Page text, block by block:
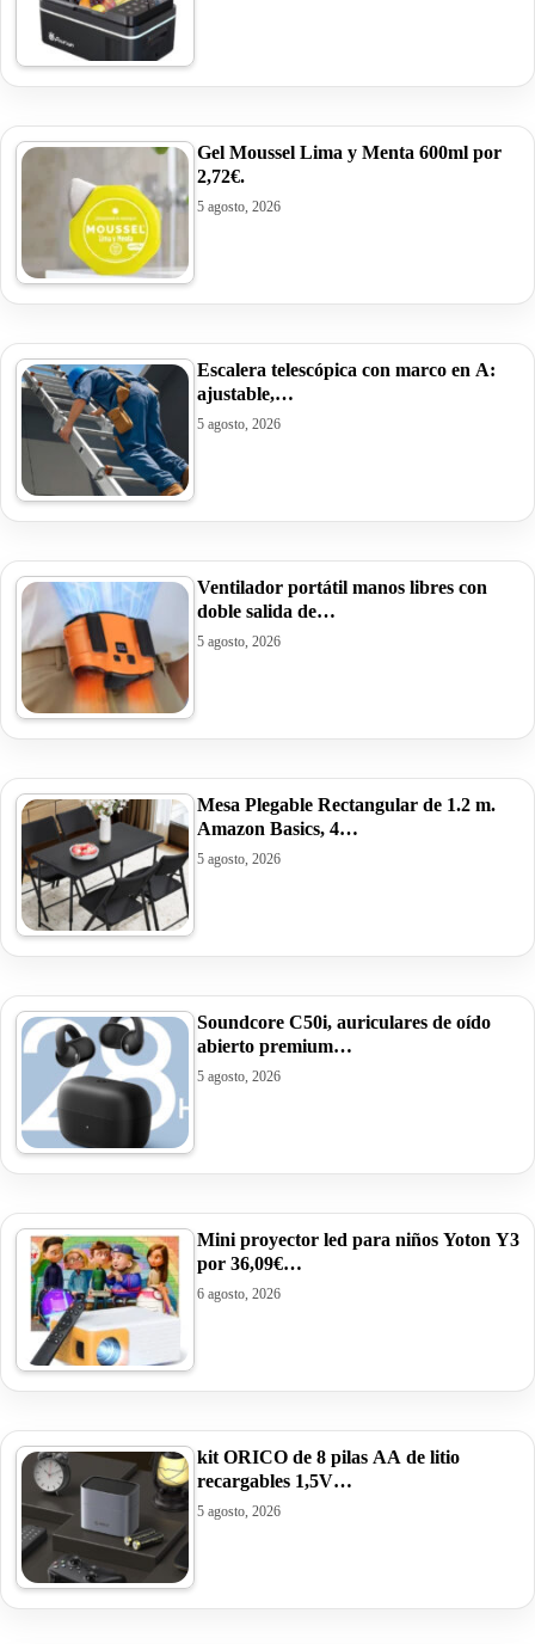
Gel Moussel Lima y Menta 600ml por
2,72€.
5 agosto, 2026
Escalera telescópica con marco en A:
ajustable,…
5 agosto, 2026
Ventilador portátil manos libres con
doble salida de…
5 agosto, 2026
Mesa Plegable Rectangular de 1.2 m.
Amazon Basics, 4…
5 agosto, 2026
Soundcore C50i, auriculares de oído
abierto premium…
5 agosto, 2026
Mini proyector led para niños Yoton Y3
por 36,09€…
6 agosto, 2026
kit ORICO de 8 pilas AA de litio
recargables 1,5V…
5 agosto, 2026